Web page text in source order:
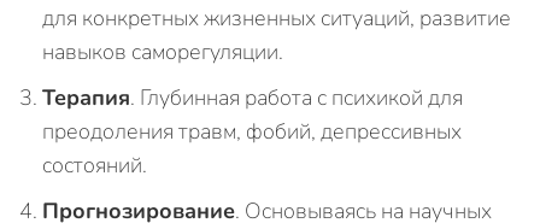
для конкретных жизненных ситуаций, развитие
навыков саморегуляции.
Терапия. Глубинная работа с психикой для
преодоления травм, фобий, депрессивных
состояний.
Прогнозирование. Основываясь на научных